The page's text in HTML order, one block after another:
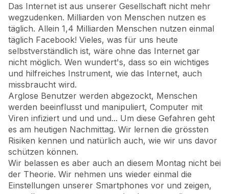
Das Internet ist aus unserer Gesellschaft nicht mehr
wegzudenken. Milliarden von Menschen nutzen es
täglich. Allein 1,4 Milliarden Menschen nutzen einmal
täglich Facebook! Vieles, was für uns heute
selbstverständlich ist, wäre ohne das Internet gar
nicht möglich. Wen wundert's, dass so ein wichtiges
und hilfreiches Instrument, wie das Internet, auch
missbraucht wird.
Arglose Benutzer werden abgezockt, Menschen
werden beeinflusst und manipuliert, Computer mit
Viren infiziert und und und... Um diese Gefahren geht
es am heutigen Nachmittag. Wir lernen die grössten
Risiken kennen und natürlich auch, wie wir uns davor
schützen können.
Wir belassen es aber auch an diesem Montag nicht bei
der Theorie. Wir nehmen uns wieder einmal die
Einstellungen unserer Smartphones vor und zeigen,